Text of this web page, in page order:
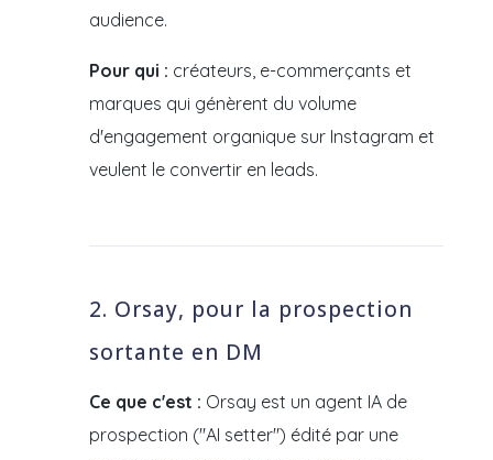
audience.
Pour qui : créateurs, e-commerçants et
marques qui génèrent du volume
d'engagement organique sur Instagram et
veulent le convertir en leads.
2. Orsay, pour la prospection
sortante en DM
Ce que c'est : Orsay est un agent IA de
prospection ("AI setter") édité par une